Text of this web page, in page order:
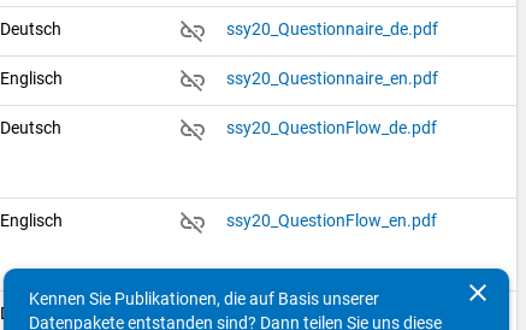
Deutsch link_off ssy20_Questionnaire_de.pdf
Englisch link_off ssy20_Questionnaire_en.pdf
Deutsch link_off ssy20_QuestionFlow_de.pdf
Englisch link_off ssy20_QuestionFlow_en.pdf
Deutsch link_off ssy20_VariableQuestionnaire_de.pdf
clear
Kennen Sie Publikationen, die auf Basis unserer
Datenpakete entstanden sind? Dann teilen Sie uns diese